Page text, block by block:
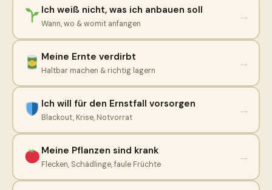
Ich weiß nicht, was ich anbauen soll
Wann, wo & womit anfangen
→
Meine Ernte verdirbt
Haltbar machen & richtig lagern
→
Ich will für den Ernstfall vorsorgen
Blackout, Krise, Notvorrat
→
Meine Pflanzen sind krank
Flecken, Schädlinge, faule Früchte
→